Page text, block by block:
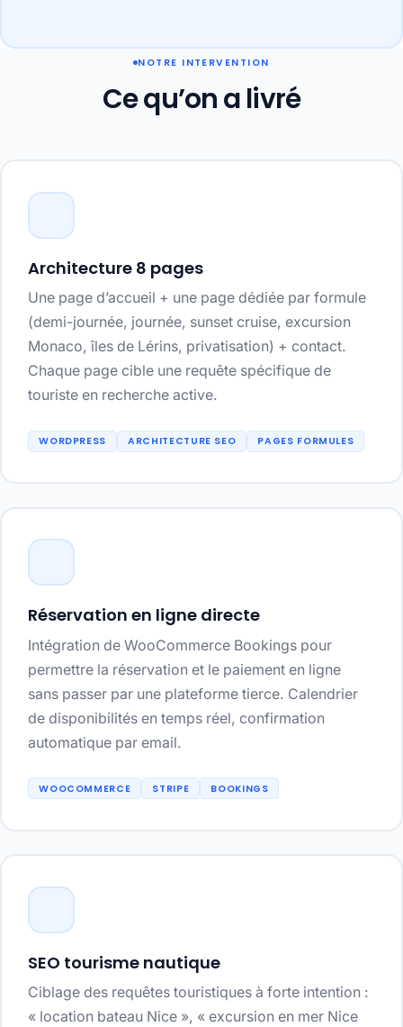
NOTRE INTERVENTION
Ce qu’on a livré
Architecture 8 pages
Une page d’accueil + une page dédiée par formule
(demi-journée, journée, sunset cruise, excursion
Monaco, îles de Lérins, privatisation) + contact.
Chaque page cible une requête spécifique de
touriste en recherche active.
WORDPRESS ARCHITECTURE SEO PAGES FORMULES
Réservation en ligne directe
Intégration de WooCommerce Bookings pour
permettre la réservation et le paiement en ligne
sans passer par une plateforme tierce. Calendrier
de disponibilités en temps réel, confirmation
automatique par email.
WOOCOMMERCE STRIPE BOOKINGS
SEO tourisme nautique
Ciblage des requêtes touristiques à forte intention :
« location bateau Nice », « excursion en mer Nice